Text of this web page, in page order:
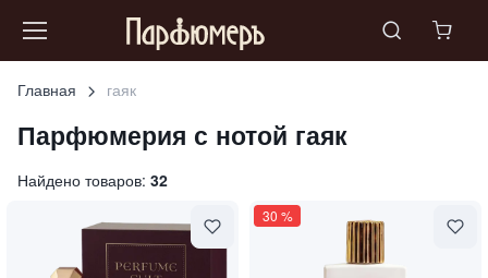
Главная гаяк
Парфюмерия с нотой гаяк
Найдено товаров: 32
30 %